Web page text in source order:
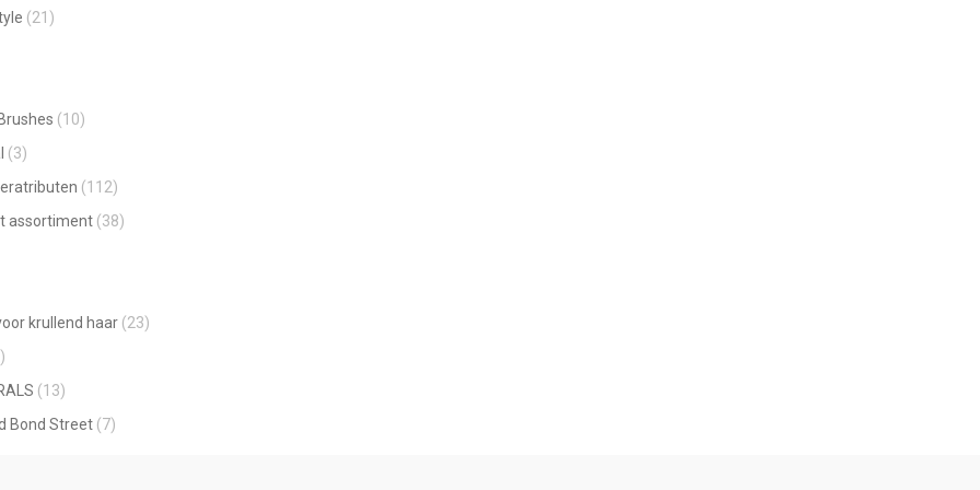
(21)
(10)
(3)
(112)
assortiment (38)
krullend haar (23)
(13)
Bond Street (7)